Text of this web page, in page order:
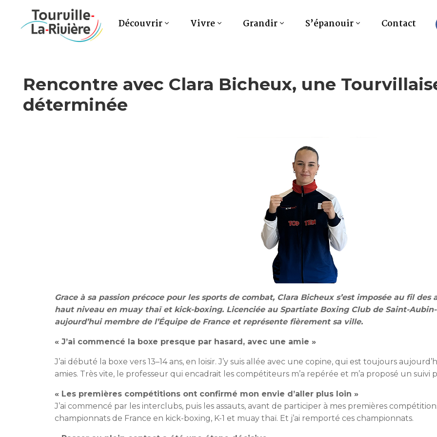
Découvrir Vivre Grandir S’épanouir Contact
Rencontre avec Clara Bicheux, une
déterminée
Grace à sa passion précoce pour les sports de combat, Clara Bicheux s’est imposée au fil
haut niveau en muay thaï et kick-boxing. Licenciée au Spartiate Boxing Club de Saint-
aujourd’hui membre de l’Équipe de France et représente fièrement sa ville.
« J’ai commencé la boxe presque par hasard, avec une amie »
J’ai débuté la boxe vers 13–14 ans, en loisir. J’y suis allée avec une copine, qui est toujours
amies. Très vite, le professeur qui encadrait les compétiteurs m’a repérée et m’a proposé un suivi
« Les premières compétitions ont confirmé mon envie d’aller plus loin »
J’ai commencé par les interclubs, puis les assauts, avant de participer à mes premières
championnats de France en kick-boxing, K-1 et muay thaï. Et j’ai remporté ces championnats.